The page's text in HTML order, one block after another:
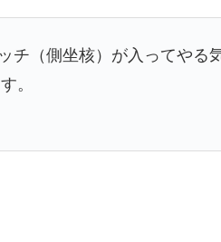
チ（側坐核）が入ってやる
。